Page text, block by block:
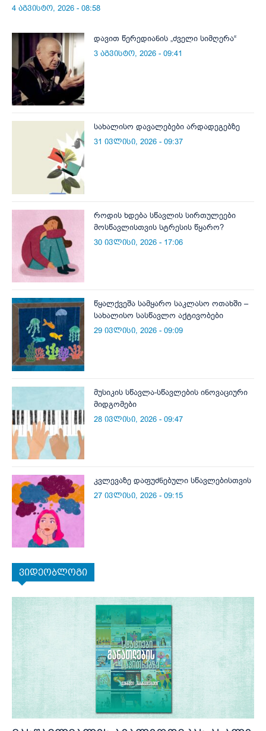
4 აგვისტო, 2026 - 08:58
დავით წერედიანის „ძველი სიმღერა“
3 აგვისტო, 2026 - 09:41
სახალისო დავალებები არდადეგებზე
31 ივლისი, 2026 - 09:37
როდის ხდება სწავლის სირთულეები
მოსწავლისთვის სტრესის წყარო?
30 ივლისი, 2026 - 17:06
წყალქვეშა სამყარო საკლასო ოთახში –
სახალისო სასწავლო აქტივობები
29 ივლისი, 2026 - 09:09
მუსიკის სწავლა-სწავლების ინოვაციური
მიდგომები
28 ივლისი, 2026 - 09:47
კვლევაზე დაფუძნებული სწავლებისთვის
27 ივლისი, 2026 - 09:15
ვიდეობლოგი